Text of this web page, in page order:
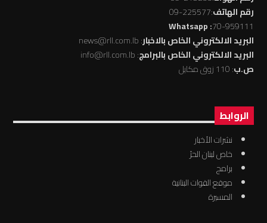
رقم الهاتف:225577-09
70-959111
: Whatsapp
البريد الالكتروني الخاص بالاخبار: news@rll.com.lb
البريد الالكتروني الخاص بالبرامج: info@rll.com.lb
ص.ب: 110 زوق مكايل
الروابط
نشرات الأخبار
خاص لبنان الحرّ
برامج
موقع القوات البنانية
المسيرة